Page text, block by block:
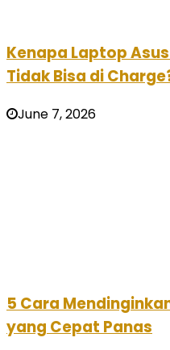
Kenapa Laptop
Tidak Bisa di
June 7, 2026
5 Cara
yang Cepat Panas